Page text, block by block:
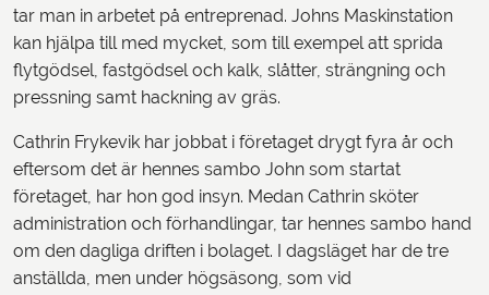
tar man in arbetet på entreprenad. Johns Maskinstation
kan hjälpa till med mycket, som till exempel att sprida
flytgödsel, fastgödsel och kalk, slåtter, strängning och
pressning samt hackning av gräs.
Cathrin Frykevik har jobbat i företaget drygt fyra år och
eftersom det är hennes sambo John som startat
företaget, har hon god insyn. Medan Cathrin sköter
administration och förhandlingar, tar hennes sambo hand
om den dagliga driften i bolaget. I dagsläget har de tre
anställda, men under högsäsong, som vid